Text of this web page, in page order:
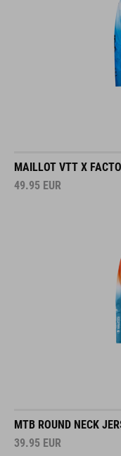
MAILLOT VTT X
49.95 EUR
MTB ROUND NECK
39.95 EUR